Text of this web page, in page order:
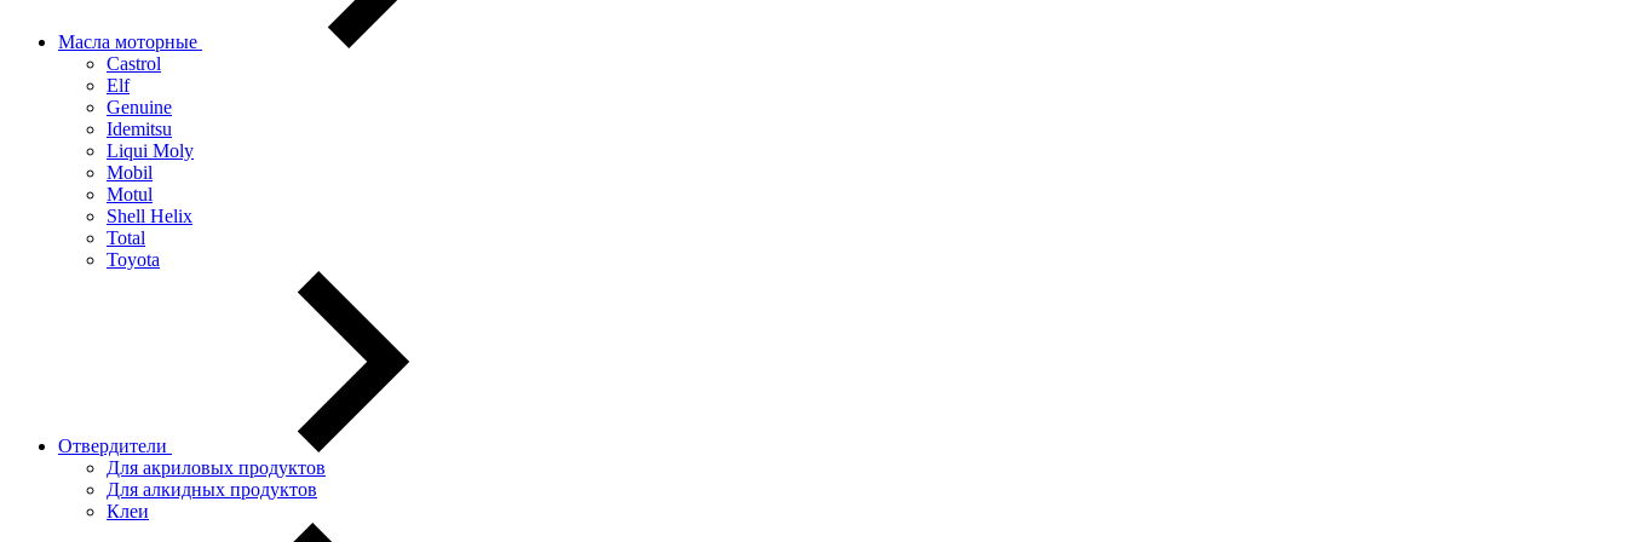
Масла моторные
Castrol
Elf
Genuine
Idemitsu
Liqui Moly
Mobil
Motul
Shell Helix
Total
Toyota
Отвердители
Для акриловых продуктов
Для алкидных продуктов
Клеи